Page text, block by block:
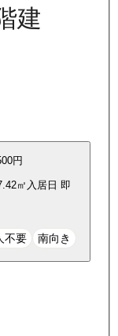
建
円
㎡ 入居日 即
不要 南向き